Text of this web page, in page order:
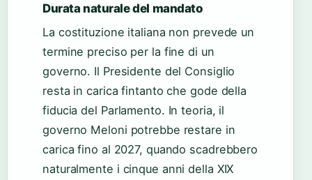
Durata naturale del mandato
La costituzione italiana non prevede un
termine preciso per la fine di un
governo. Il Presidente del Consiglio
resta in carica fintanto che gode della
fiducia del Parlamento. In teoria, il
governo Meloni potrebbe restare in
carica fino al 2027, quando scadrebbero
naturalmente i cinque anni della XIX